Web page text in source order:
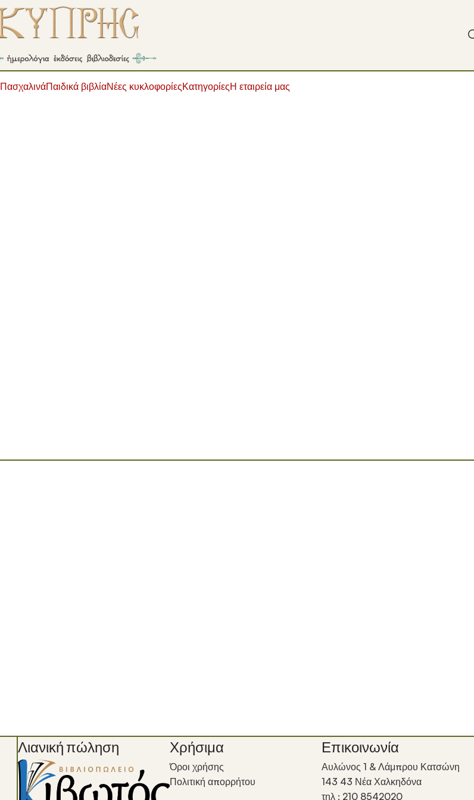
ΠασχαλινάΠαιδικά βιβλίαΝέες κυκλοφορίεςΚατηγορίεςΗ εταιρεία μας
Λιανική πώληση Χρήσιμα
Όροι χρήσης
Πολιτική απορρήτου
Επικοινωνία
Αυλώνος 1 & Λάμπρου Κατσώνη
143 43 Νέα Χαλκηδόνα
τηλ : 210 8542020